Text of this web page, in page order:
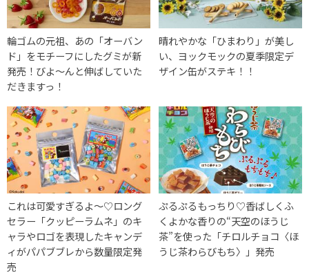
輪ゴムの元祖、あの「オーバン
ド」をモチーフにしたグミが新
発売！びよ～んと伸ばしていた
だきますっ！
晴れやかな「ひまわり」が美し
い、ヨックモックの夏季限定デ
ザイン缶がステキ！！
これは可愛すぎるよ〜♡ロング
セラー「クッピーラムネ」のキ
ャラやロゴを表現したキャンデ
ィがパパブブレから数量限定発
売
ぷるぷるもっちり♡香ばしくふ
くよかな香りの“天空のほうじ
茶”を使った「チロルチョコ〈ほ
うじ茶わらびもち〉」発売